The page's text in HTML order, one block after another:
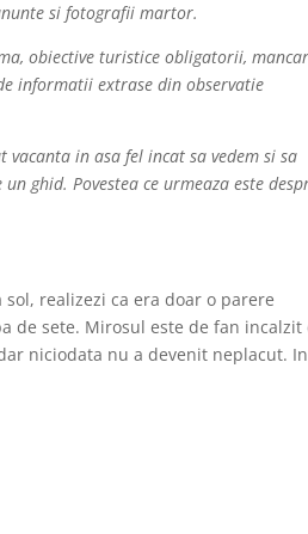
si fotografii martor.
obiective turistice obligatorii,
informatii extrase din observatie
in asa fel incat sa vedem si sa
ghid. Povestea ce urmeaza este
realizezi ca era doar o parere
de sete. Mirosul este de fan incalzit
niciodata nu a devenit neplacut. In